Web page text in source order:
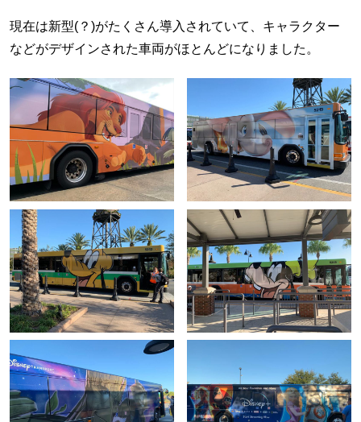
現在は新型(？)がたくさん導入されていて、キャラクター
などがデザインされた車両がほとんどになりました。